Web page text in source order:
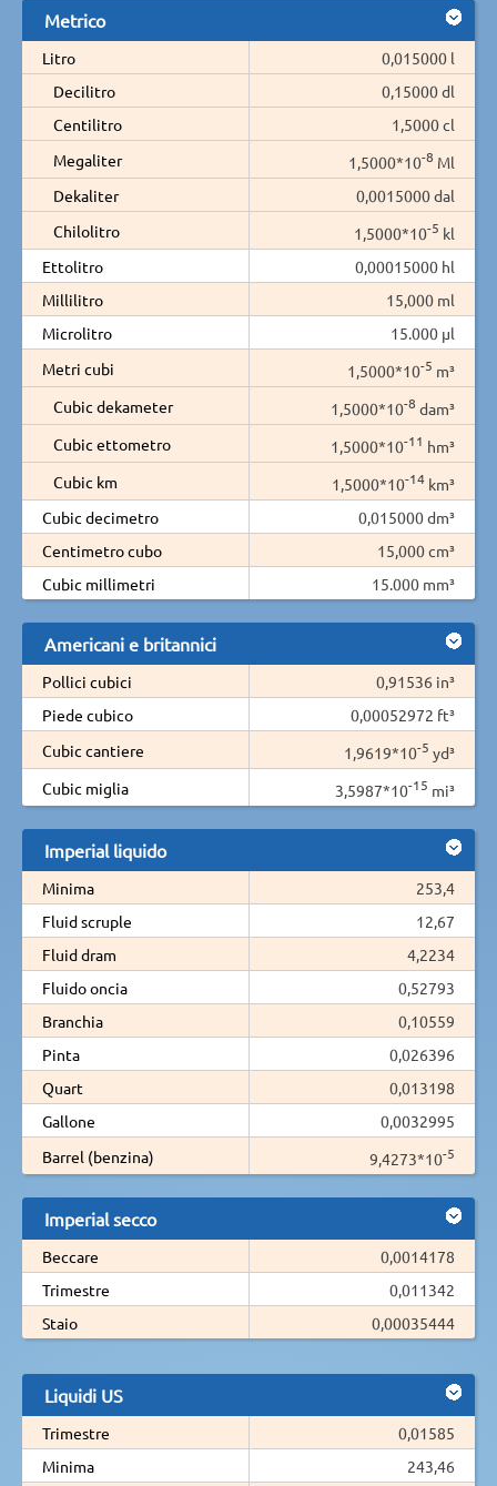
Metrico
Litro
0,015000 l
Decilitro
0,15000 dl
Centilitro
1,5000 cl
Megaliter
1,5000*10-8 Ml
Dekaliter
0,0015000 dal
Chilolitro
1,5000*10-5 kl
Ettolitro
0,00015000 hl
Millilitro
15,000 ml
Microlitro
15.000 µl
Metri cubi
1,5000*10-5 m³
Cubic dekameter
1,5000*10-8 dam³
Cubic ettometro
1,5000*10-11 hm³
Cubic km
1,5000*10-14 km³
Cubic decimetro
0,015000 dm³
Centimetro cubo
15,000 cm³
Cubic millimetri
15.000 mm³
Americani e britannici
Pollici cubici
0,91536 in³
Piede cubico
0,00052972 ft³
Cubic cantiere
1,9619*10-5 yd³
Cubic miglia
3,5987*10-15 mi³
Imperial liquido
Minima
253,4
Fluid scruple
12,67
Fluid dram
4,2234
Fluido oncia
0,52793
Branchia
0,10559
Pinta
0,026396
Quart
0,013198
Gallone
0,0032995
Barrel (benzina)
9,4273*10-5
Imperial secco
Beccare
0,0014178
Trimestre
0,011342
Staio
0,00035444
Liquidi US
Trimestre
0,01585
Minima
243,46